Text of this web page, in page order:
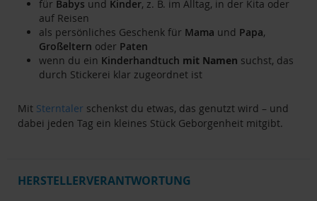
für Babys und Kinder, z. B. im Alltag, in der Kita oder
auf Reisen
als persönliches Geschenk für Mama und Papa,
Großeltern oder Paten
wenn du ein Kinderhandtuch mit Namen suchst, das
durch Stickerei klar zugeordnet ist
Mit Sterntaler schenkst du etwas, das genutzt wird – und
dabei jeden Tag ein kleines Stück Geborgenheit mitgibt.
HERSTELLERVERANTWORTUNG